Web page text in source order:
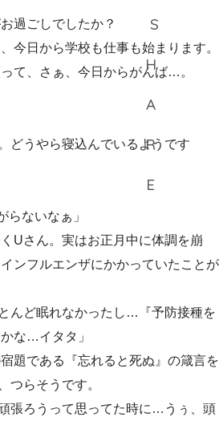
過ごしでしたか？
今日から学校も仕事も始まります。
て、さぁ、今日からがんば…。
どうやら寝込んでいるようです
ないなぁ」
Uさん。実はお正月中に体調を崩
ンフルエンザにかかっていたことが
んど眠れなかったし…『予防接種を
な…イタタ」
題である『忘れると死ぬ』の箴言を
つらそうです。
張ろうって思ってた時に…うぅ、頭